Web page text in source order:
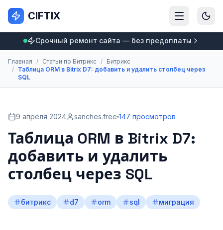
CIFTIX
Срочный ремонт сайта — без предоплаты
Главная / Статьи по Битрикс / Битрикс
/ Таблица ORM в Bitrix D7: добавить и удалить столбец через
SQL
9 апреля 2024 sanches.free 147 просмотров
Таблица ORM в Bitrix D7:
добавить и удалить
столбец через SQL
битрикс d7 orm sql миграция